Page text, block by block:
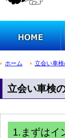
車検専門トップペ
ホーム 立会い車
立会い車検
1.まずはイ